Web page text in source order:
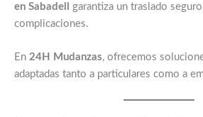
en Sabadell
garantiza un traslado
complicaciones.
En 24H Mudanzas, ofrecemos
adaptadas tanto a particulares como a